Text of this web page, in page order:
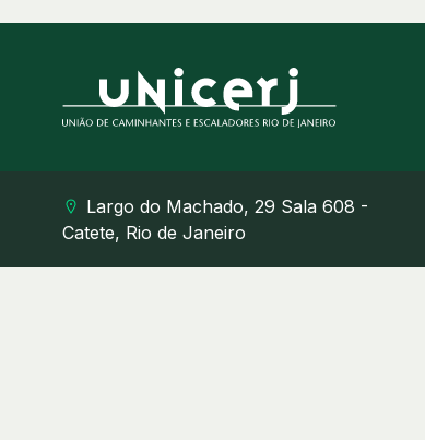
Largo do Machado, 29 Sala 608 -
Catete, Rio de Janeiro